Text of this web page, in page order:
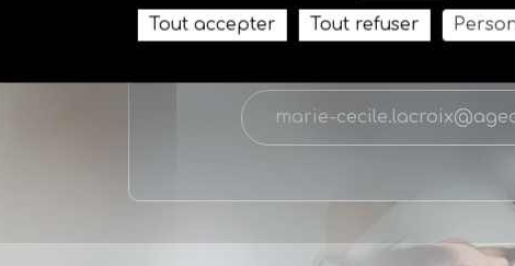
01 70 98 48 18
marie-
Tout accepter Tout refuser